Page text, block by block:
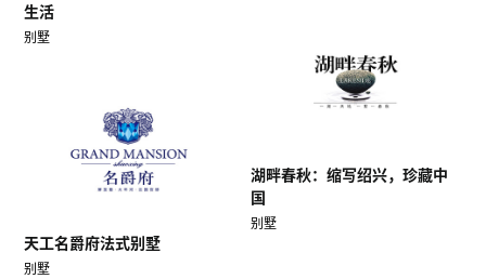
生活
别墅
湖畔春秋：缩写绍兴，珍藏中
国
别墅
天工名爵府法式别墅
别墅